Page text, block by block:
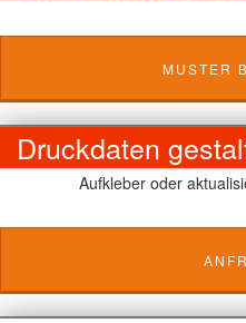
MUSTER
Druckdaten
Aufkleber oder